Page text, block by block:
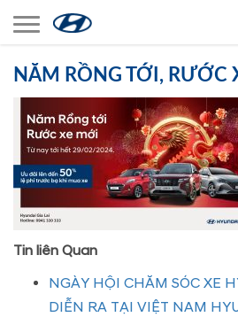
Toggle navigation
NĂM RỒNG TỚI, RƯỚC
Tin liên Quan
NGÀY HỘI CHĂM SÓC XE
DIỄN RA TẠI VIỆT NAM